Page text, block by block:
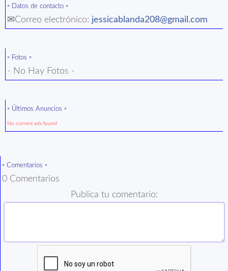
▫️ Datos de contacto ▫️
✉Correo electrónico: jessicablanda208@gmail.com
▫️ Fotos ▫️
- No Hay Fotos -
▫️ Últimos Anuncios ▫️
No current ads found
▫️ Comentarios ▫️
0 Comentarios
Publica tu comentario: